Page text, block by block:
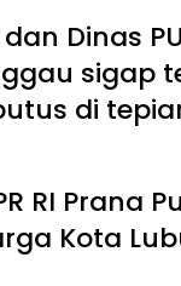
Dinas
sigap
di
RI Prana
Kota